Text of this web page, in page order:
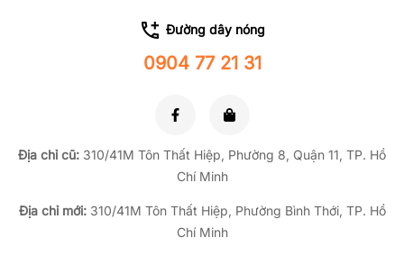
Đường dây nóng
0904 77 21 31
Địa chỉ cũ: 310/41M Tôn Thất Hiệp, Phường 8, Quận 11, TP. Hồ
Chí Minh
Địa chỉ mới:310/41M Tôn Thất Hiệp, Phường Bình Thới, TP. Hồ
Chí Minh